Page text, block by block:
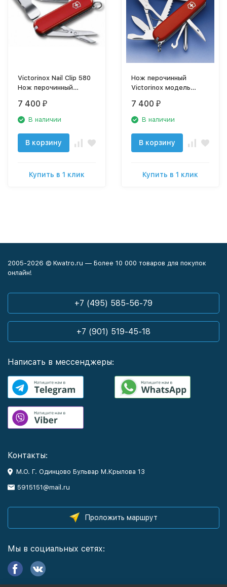
Victorinox Nail Clip 580
Нож перочинный
7 400 ₽
В наличии
В корзину
Купить в 1 клик
Нож перочинный
Victorinox модель
7 400 ₽
В наличии
В корзину
Купить в 1 клик
2005-2026 © Kwatro.ru — Более 10 000 товаров для покупок
онлайн!
+7 (495) 585-56-79
+7 (901) 519-45-18
Написать в мессенджеры:
Контакты:
М.О. Г. Одинцово Бульвар М.Крылова 13
5915151@mail.ru
Проложить маршрут
Мы в социальных сетях: